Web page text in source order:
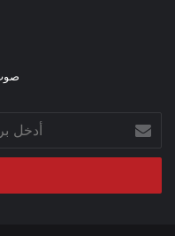
بريدك
الإلكتروني